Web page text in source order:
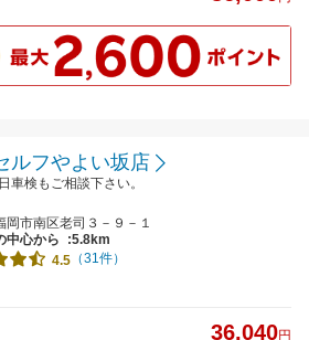
ルフやよい坂店
車検もご相談下さい。
岡市南区老司３－９－１
中心から
:5.8km
4.5 （31件）
36,040円